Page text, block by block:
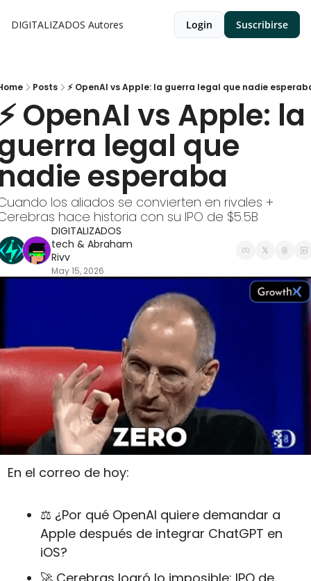
DIGITALIZADOS Autores Login Suscribirse
Posts ⚡ OpenAI vs Apple: la guerra legal que nadie
OpenAI vs Apple: la
legal que
esperaba
los aliados se convierten en rivales +
hace historia con su IPO de $5.5B
DIGITALIZADOS
tech & Abraham
Rivv
May 15, 2026
En el correo de hoy:
⚖️ ¿Por qué OpenAI quiere demandar a
Apple después de integrar ChatGPT en
iOS?